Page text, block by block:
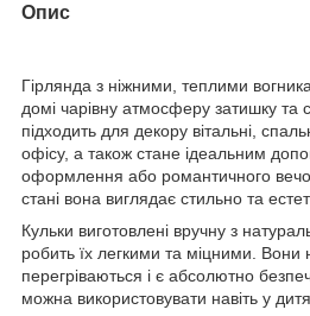
Опис
Гірлянда з ніжними, теплими
домі чарівну атмосферу затишку та
підходить для декору вітальні,
офісу, а також стане ідеальним
оформлення або романтичного
стані вона виглядає стильно та
Кульки виготовлені вручну з
робить їх легкими та міцними. Вони
перегріваються і є абсолютно
можна використовувати навіть у